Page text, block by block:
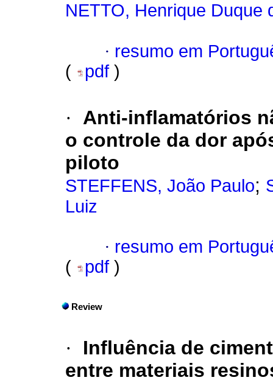
NETTO, Henrique Duque
· resumo em
(
pdf )
·
Anti-inflamatórios
o controle da dor
piloto
STEFFENS, João Paulo;
Luiz
· resumo em
(
pdf )
Review
·
Influência de
entre materiais